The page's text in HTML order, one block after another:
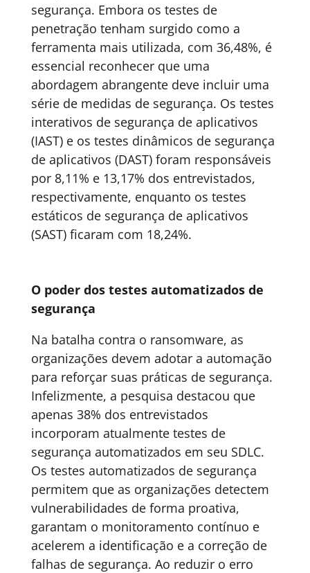
segurança. Embora os testes de
penetração tenham surgido como a
ferramenta mais utilizada, com 36,48%, é
essencial reconhecer que uma
abordagem abrangente deve incluir uma
série de medidas de segurança. Os testes
interativos de segurança de aplicativos
(IAST) e os testes dinâmicos de segurança
de aplicativos (DAST) foram responsáveis
por 8,11% e 13,17% dos entrevistados,
respectivamente, enquanto os testes
estáticos de segurança de aplicativos
(SAST) ficaram com 18,24%.
O poder dos testes automatizados de
segurança
Na batalha contra o ransomware, as
organizações devem adotar a automação
para reforçar suas práticas de segurança.
Infelizmente, a pesquisa destacou que
apenas 38% dos entrevistados
incorporam atualmente testes de
segurança automatizados em seu SDLC.
Os testes automatizados de segurança
permitem que as organizações detectem
vulnerabilidades de forma proativa,
garantam o monitoramento contínuo e
acelerem a identificação e a correção de
falhas de segurança. Ao reduzir o erro